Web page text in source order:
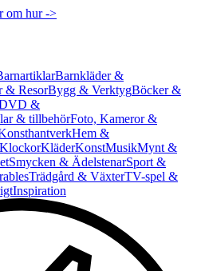
om hur ->
Barnkläder &
& ResorBygg & VerktygBöcker &
&
& tillbehörFoto, Kameror &
Hem &
KlockorKläderKonstMusikMynt &
Smycken & ÄdelstenarSport &
Trädgård & VäxterTV-spel &
Inspiration